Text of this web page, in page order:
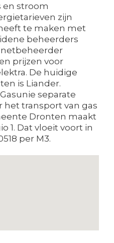
en stroom
zijn
te maken met
beheerders
netbeheerder
prijzen voor
De huidige
is Liander.
separate
het transport van gas
Dronten maakt
1. Dat vloeit voort in
per M3.